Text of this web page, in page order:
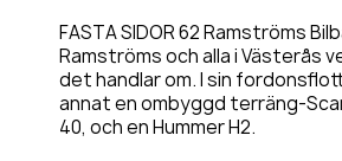
FASTA SIDOR 62 Ramströms
Ramströms och alla i Västerås
det handlar om. I sin
annat en ombyggd terräng-
40, och en Hummer H2.